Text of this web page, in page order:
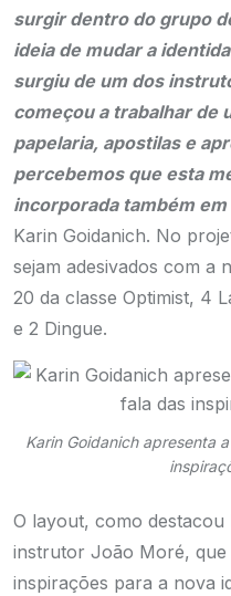
surgir dentro do grupo
ideia de mudar a
surgiu de um dos
começou a trabalhar de
papelaria, apostilas e
percebemos que esta
incorporada também
Karin Goidanich. No
sejam adesivados com a
20 da classe Optimist, 4
e 2 Dingue.
Karin Goidanich apresenta
O layout, como
instrutor João Moré,
inspirações para a nova